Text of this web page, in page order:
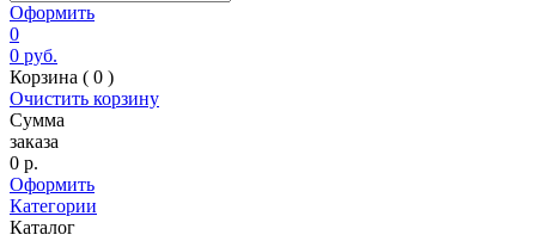
Оформить
0
0 руб.
Корзина ( 0 )
Очистить корзину
Сумма
заказа
0 р.
Оформить
Категории
Каталог